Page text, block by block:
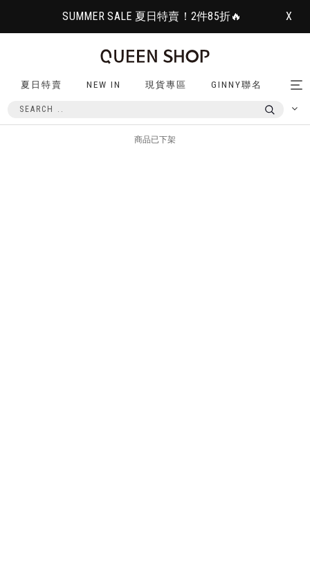
SUMMER SALE 夏日特賣！2件85折🔥 X
夏日特賣 NEW IN 現貨專區 GINNY聯名
商品已下架